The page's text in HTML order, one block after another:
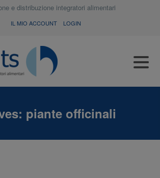
e distribuzione integratori alimentari
IL MIO ACCOUNT LOGIN
piante officinali